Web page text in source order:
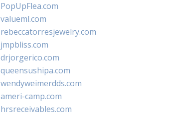
PopUpFlea.com
valueml.com
rebeccatorresjewelry.com
jmpbliss.com
drjorgerico.com
queensushipa.com
wendyweimerdds.com
ameri-camp.com
hrsreceivables.com